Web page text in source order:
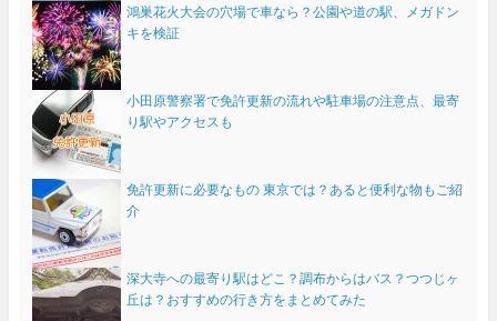
鴻巣花火大会の穴場で車なら？公園や道の駅、メガドン
キを検証
小田原警察署で免許更新の流れや駐車場の注意点、最寄
り駅やアクセスも
免許更新に必要なもの 東京では？あると便利な物もご紹
介
深大寺への最寄り駅はどこ？調布からはバス？つつじヶ
丘は？おすすめの行き方をまとめてみた